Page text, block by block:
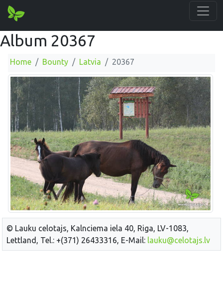
Album 20367
Home Bounty Latvia 20367
© Lauku celotajs, Kalnciema iela 40, Riga, LV-1083,
Lettland, Tel.: +(371) 26433316, E-Mail: lauku@celotajs.lv